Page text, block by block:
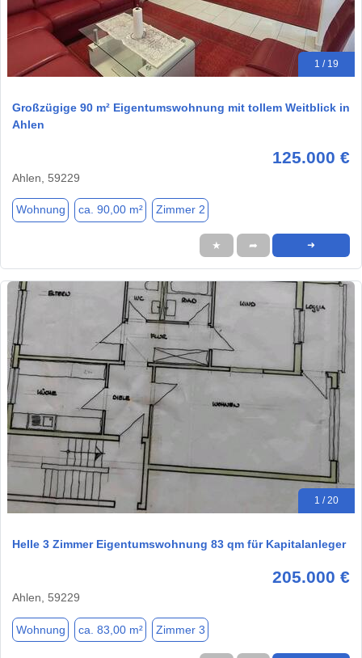
1 / 19
Großzügige 90 m² Eigentumswohnung mit tollem Weitblick in
Ahlen
125.000 €
Ahlen, 59229
Wohnung ca. 90,00 m² Zimmer 2
★ ➦ ➜
1 / 20
Helle 3 Zimmer Eigentumswohnung 83 qm für Kapitalanleger
205.000 €
Ahlen, 59229
Wohnung ca. 83,00 m² Zimmer 3